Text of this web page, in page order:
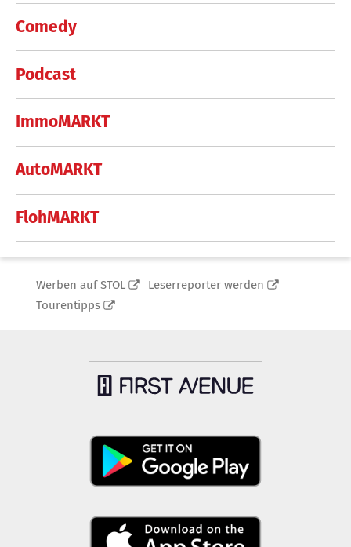
Comedy
Podcast
ImmoMARKT
AutoMARKT
FlohMARKT
Werben auf STOL
Leserreporter werden
Tourentipps